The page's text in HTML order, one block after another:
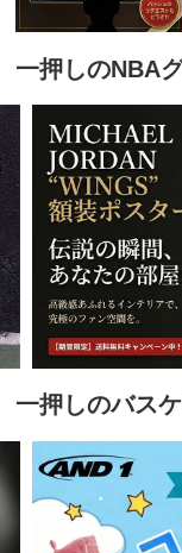
一押しのNBA
一押しのバス